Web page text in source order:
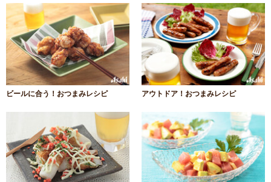
ビールに合う！おつまみレシピ アウトドア！おつまみレシピ